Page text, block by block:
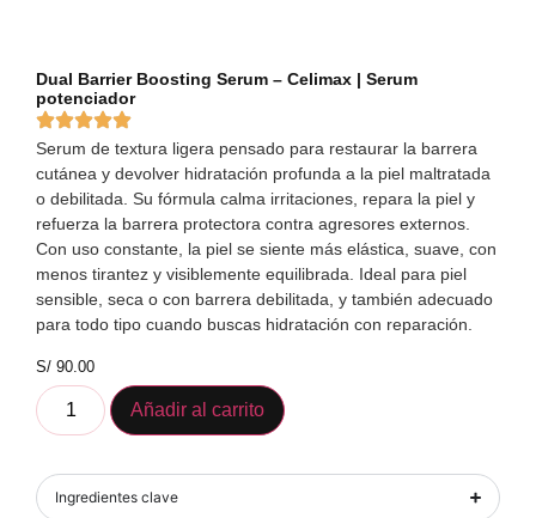
Dual Barrier Boosting Serum – Celimax | Serum
potenciador
Serum de textura ligera pensado para restaurar la barrera
cutánea y devolver hidratación profunda a la piel maltratada
o debilitada. Su fórmula calma irritaciones, repara la piel y
refuerza la barrera protectora contra agresores externos.
Con uso constante, la piel se siente más elástica, suave, con
menos tirantez y visiblemente equilibrada. Ideal para piel
sensible, seca o con barrera debilitada, y también adecuado
para todo tipo cuando buscas hidratación con reparación.
S/ 90.00
Añadir al carrito
Ingredientes clave